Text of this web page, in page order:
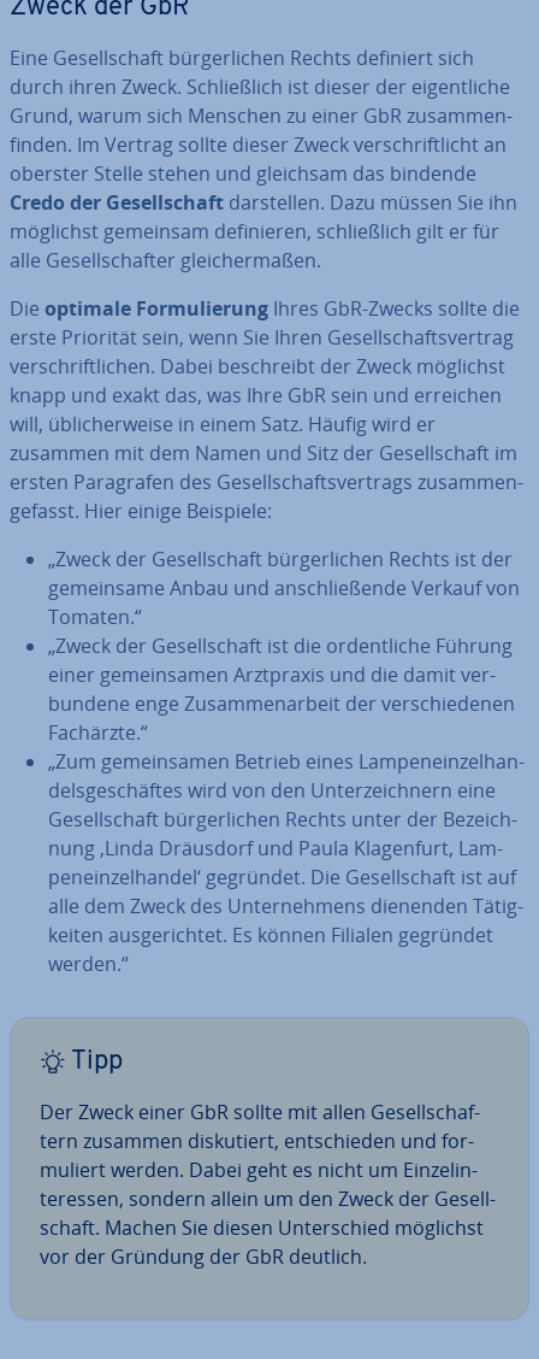
Zweck der GbR
Eine Ge­sell­schaft bür­ger­li­chen Rechts definiert sich
durch ihren Zweck. Schließ­lich ist dieser der ei­gent­li­che
Grund, warum sich Menschen zu einer GbR zu­sam­men­
fin­den. Im Vertrag sollte dieser Zweck ver­schrift­licht an
oberster Stelle stehen und gleichsam das bindende
Credo der Ge­sell­schaft dar­stel­len. Dazu müssen Sie ihn
möglichst gemeinsam de­fi­nie­ren, schließ­lich gilt er für
alle Ge­sell­schaf­ter glei­cher­ma­ßen.
Die optimale For­mu­lie­rung Ihres GbR-Zwecks sollte die
erste Priorität sein, wenn Sie Ihren Ge­sell­schafts­ver­trag
ver­schrift­li­chen. Dabei be­schreibt der Zweck möglichst
knapp und exakt das, was Ihre GbR sein und erreichen
will, üb­li­cher­wei­se in einem Satz. Häufig wird er
zusammen mit dem Namen und Sitz der Ge­sell­schaft im
ersten Pa­ra­gra­fen des Ge­sell­schafts­ver­trags zu­sam­men­
ge­fasst. Hier einige Beispiele:
„Zweck der Ge­sell­schaft bür­ger­li­chen Rechts ist der
ge­mein­sa­me Anbau und an­schlie­ßen­de Verkauf von
Tomaten.“
„Zweck der Ge­sell­schaft ist die or­dent­li­che Führung
einer ge­mein­sa­men Arzt­pra­xis und die damit ver­
bun­de­ne enge Zu­sam­men­ar­beit der ver­schie­de­nen
Fachärzte.“
„Zum ge­mein­sa­men Betrieb eines Lam­pen­ein­zel­han­
dels­ge­schäf­tes wird von den Un­ter­zeich­nern eine
Ge­sell­schaft bür­ger­li­chen Rechts unter der Be­zeich­
nung ‚Linda Dräusdorf und Paula Kla­gen­furt, Lam­
pen­ein­zel­han­del‘ gegründet. Die Ge­sell­schaft ist auf
alle dem Zweck des Un­ter­neh­mens dienenden Tä­tig­
kei­ten aus­ge­rich­tet. Es können Filialen gegründet
werden.“
Tipp
Der Zweck einer GbR sollte mit allen Ge­sell­schaf­
tern zusammen dis­ku­tiert, ent­schie­den und for­
mu­liert werden. Dabei geht es nicht um Ein­zel­in­
ter­es­sen, sondern allein um den Zweck der Ge­sell­
schaft. Machen Sie diesen Un­ter­schied möglichst
vor der Gründung der GbR deutlich.